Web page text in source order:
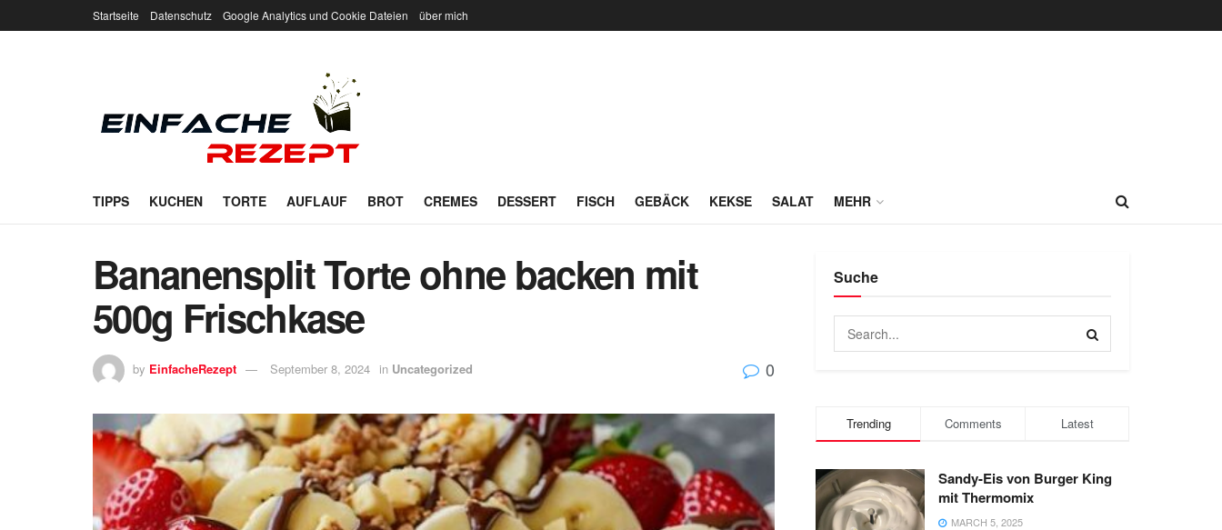
Startseite Datenschutz Google Analytics und Cookie Dateien über mich
TIPPS KUCHEN TORTE AUFLAUF BROT CREMES DESSERT FISCH GEBÄCK KEKSE SALAT MEHR
Bananensplit Torte ohne backen mit
500g Frischkase
by EinfacheRezept September 8, 2024 in Uncategorized 0
Suche
Trending Comments Latest
Sandy-Eis von Burger King
mit Thermomix
MARCH 5, 2025